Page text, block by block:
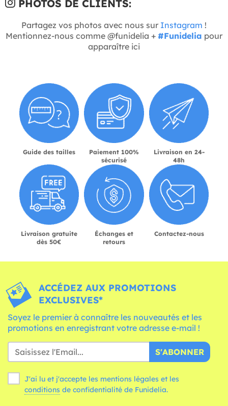
PHOTOS DE CLIENTS:
Partagez vos photos avec nous sur Instagram !
Mentionnez-nous comme @funidelia + #Funidelia pour
apparaître ici
Guide des tailles
Paiement 100%
sécurisé
Livraison en 24-
48h
Livraison gratuite
dès 50€
Échanges et
retours
Contactez-nous
ACCÉDEZ AUX PROMOTIONS
EXCLUSIVES*
Soyez le premier à connaître les nouveautés et les
promotions en enregistrant votre adresse e-mail !
S'ABONNER
J'ai lu et j'accepte les mentions légales et les
conditions de confidentialité de Funidelia.